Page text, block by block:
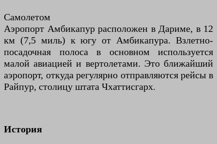
Самолетом
Аэропорт Амбикапур расположен в Дариме, в 12
км (7,5 миль) к югу от Амбикапура. Взлетно-
посадочная полоса в основном используется
малой авиацией и вертолетами. Это ближайший
аэропорт, откуда регулярно отправляются рейсы в
Райпур, столицу штата Чхаттисгарх.
История